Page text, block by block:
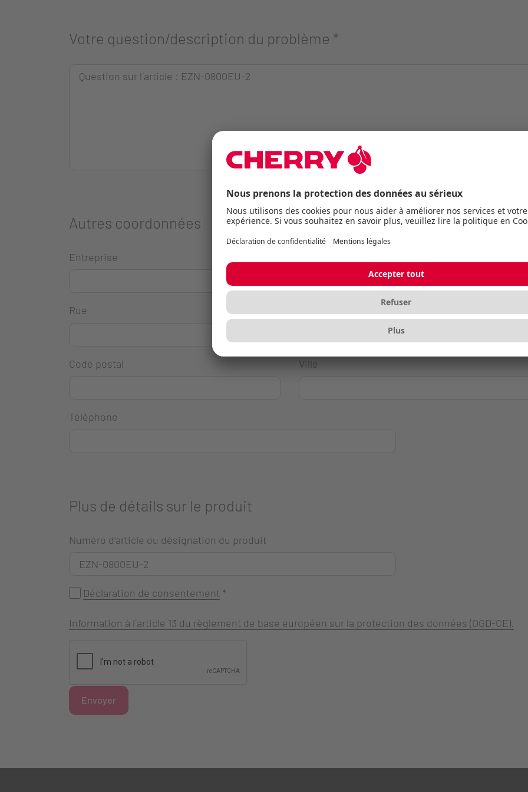
Votre question/description du problème *
Autres coordonnées
Entreprise
Rue
Code postal Ville
Téléphone
Plus de détails sur le produit
Numéro d'article ou désignation du produit
Déclaration de consentement *
Information à l`article 13 du règlement de base européen sur la protection des données (OGD-CE).
Envoyer